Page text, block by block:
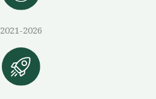
2021-2026